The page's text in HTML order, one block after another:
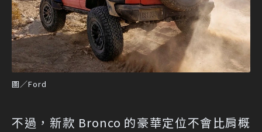
圖／Ford
不過，新款 Bronco 的豪華定位不會比肩概